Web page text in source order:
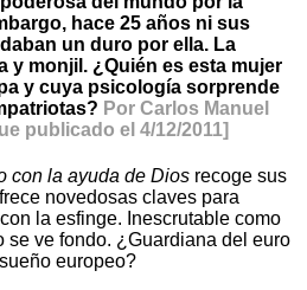
hace 25 años ni sus
un duro por ella. La
y monjil. ¿Quién es esta mujer
y cuya psicología sorprende
Por Carlos Manuel
publicado el 4/12/2011]
con la ayuda de Dios recoge sus
novedosas claves para
la esfinge. Inescrutable como
se ve fondo. ¿Guardiana del euro
europeo?